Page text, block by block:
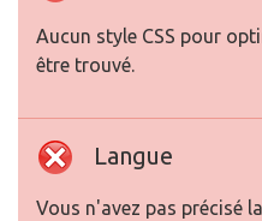
Aucun style CSS pour
être trouvé.
Langue
Vous n'avez pas précisé